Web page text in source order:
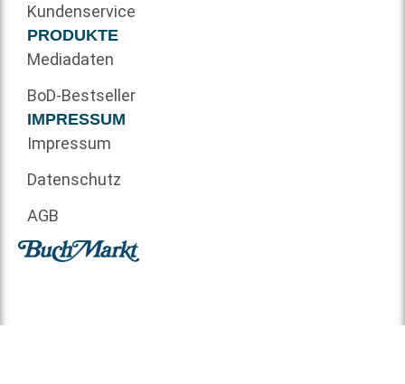
Kundenservice
PRODUKTE
Mediadaten
BoD-Bestseller
IMPRESSUM
Impressum
Datenschutz
AGB